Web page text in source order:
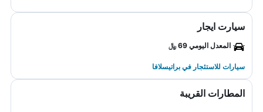
سيارت ايجار
المعدل اليومي 69 ﷼
سيارات للاستئجار في براتيسلافا
المطارات القريبة